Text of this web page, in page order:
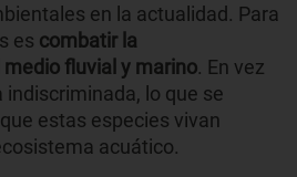
en la actualidad. Para
es combatir la
fluvial y marino. En vez
lo que se
estas especies vivan
acuático.